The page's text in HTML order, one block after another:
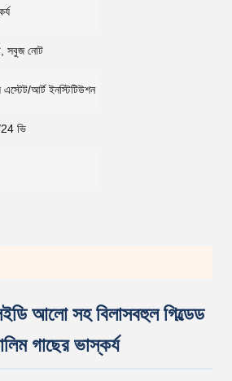
সবুজ নোট
এস্টেট/আর্ট ইনস্টিটিউশন
ভি
আলো সহ বিলাসবহুল গিল্ডেড
গাছের ভাস্কর্য